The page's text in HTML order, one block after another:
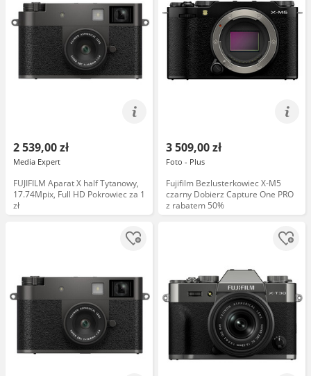
2 539,00 zł
Media Expert
FUJIFILM Aparat X half Tytanowy,
17.74Mpix, Full HD Pokrowiec za 1
zł
3 509,00 zł
Foto - Plus
Fujifilm Bezlusterkowiec X-M5
czarny Dobierz Capture One PRO
z rabatem 50%